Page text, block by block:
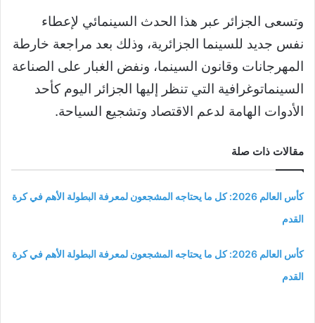
وتسعى الجزائر عبر هذا الحدث السينمائي لإعطاء
نفس جديد للسينما الجزائرية، وذلك بعد مراجعة خارطة
المهرجانات وقانون السينما، ونفض الغبار على الصناعة
السينماتوغرافية التي تنظر إليها الجزائر اليوم كأحد
الأدوات الهامة لدعم الاقتصاد وتشجيع السياحة.
مقالات ذات صلة
كأس العالم 2026: كل ما يحتاجه المشجعون لمعرفة البطولة الأهم في كرة
القدم
كأس العالم 2026: كل ما يحتاجه المشجعون لمعرفة البطولة الأهم في كرة
القدم